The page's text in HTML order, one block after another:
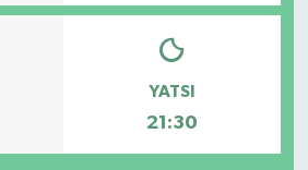
YATSI
21:30